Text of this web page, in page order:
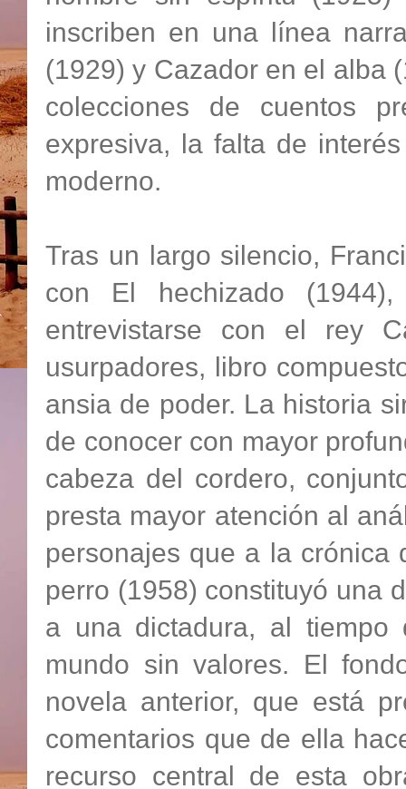
inscriben en una línea
(1929) y Cazador en el alba
colecciones de cuentos
expresiva, la falta de
moderno.
Tras un largo silencio,
con El hechizado
entrevistarse con el rey
usurpadores, libro
ansia de poder. La historia
de conocer con mayor
cabeza del cordero,
presta mayor atención al
personajes que a la crónica
perro (1958) constituyó una
a una dictadura, al tiempo
mundo sin valores. El
novela anterior, que está
comentarios que de ella
recurso central de esta